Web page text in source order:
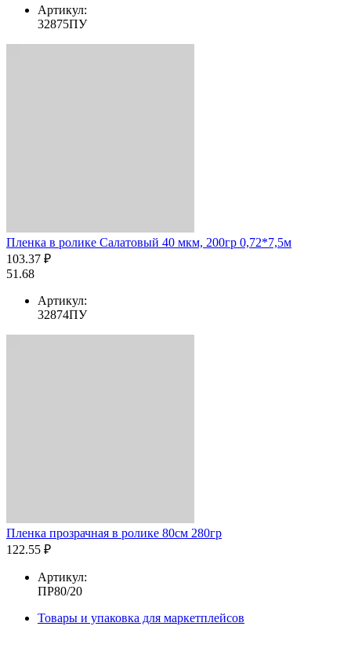
Артикул:
32875ПУ
Пленка в ролике Салатовый 40 мкм, 200гр 0,72*7,5м
103.37 ₽
51.68
Артикул:
32874ПУ
Пленка прозрачная в ролике 80см 280гр
122.55 ₽
Артикул:
ПР80/20
Товары и упаковка для маркетплейсов